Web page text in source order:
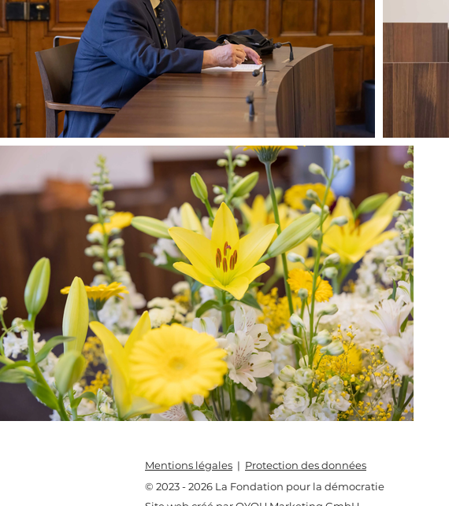
Mentions légales | Protection des données
© 2023- 2026 La Fondation pour la démocratie